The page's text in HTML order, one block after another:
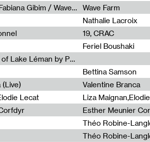
Radia Show #1113 : FOSSIL///NOISE by Fabiana Gibim / Wave Farm Wave Farm
Nathalie Lacroix
19, CRAC
Feriel Boushaki
Radia Show #1112 : The Sonic Epidermis of Lake Léman by Paul Courlet / Guest Slot
Bettina Samson
(Live) Valentine Branca
Lecat Liza
Esther Meunier